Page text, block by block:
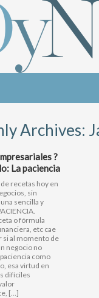
Archives:
?
La paciencia
recetas hoy en
sin
sencilla y
o fórmula
etc cae
si al momento de
negocio no
como
esa virtud en
difíciles
[…]